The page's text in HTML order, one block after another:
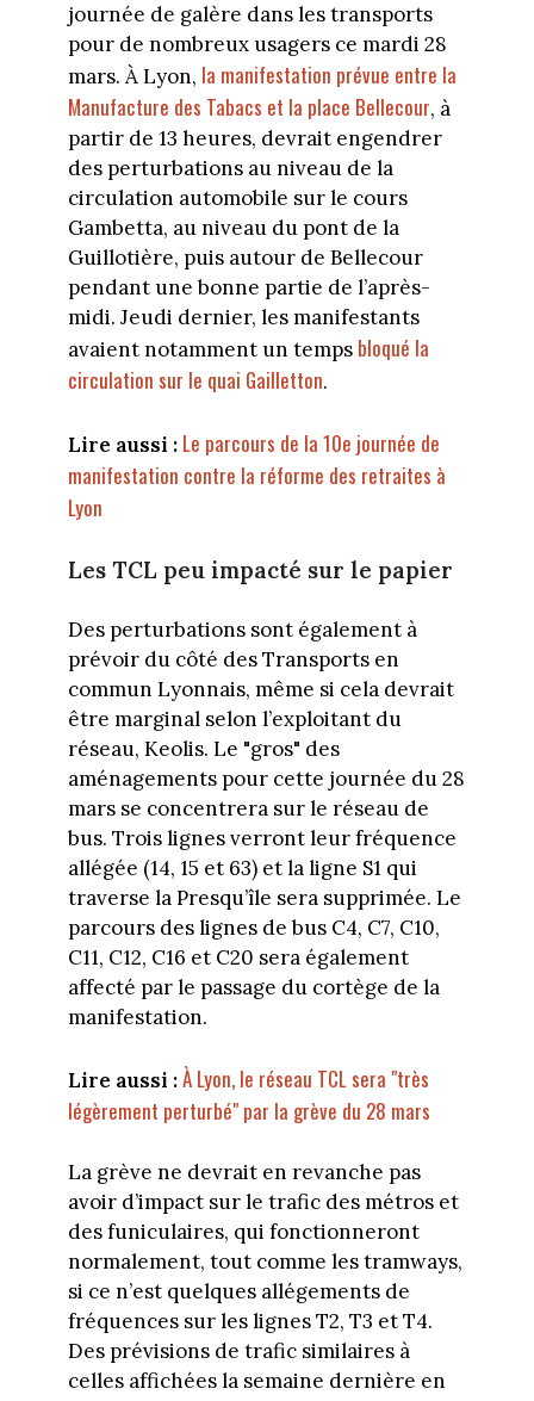
journée de galère dans les transports
pour de nombreux usagers ce mardi 28
mars. À Lyon, la manifestation prévue entre la
Manufacture des Tabacs et la place Bellecour, à
partir de 13 heures, devrait engendrer
des perturbations au niveau de la
circulation automobile sur le cours
Gambetta, au niveau du pont de la
Guillotière, puis autour de Bellecour
pendant une bonne partie de l’après-
midi. Jeudi dernier, les manifestants
avaient notamment un temps bloqué la
circulation sur le quai Gailletton.
Lire aussi : Le parcours de la 10e journée de
manifestation contre la réforme des retraites à
Lyon
Les TCL peu impacté sur le papier
Des perturbations sont également à
prévoir du côté des Transports en
commun Lyonnais, même si cela devrait
être marginal selon l’exploitant du
réseau, Keolis. Le "gros" des
aménagements pour cette journée du 28
mars se concentrera sur le réseau de
bus. Trois lignes verront leur fréquence
allégée (14, 15 et 63) et la ligne S1 qui
traverse la Presqu’île sera supprimée. Le
parcours des lignes de bus C4, C7, C10,
C11, C12, C16 et C20 sera également
affecté par le passage du cortège de la
manifestation.
Lire aussi :À Lyon, le réseau TCL sera "très
légèrement perturbé" par la grève du 28 mars
La grève ne devrait en revanche pas
avoir d’impact sur le trafic des métros et
des funiculaires, qui fonctionneront
normalement, tout comme les tramways,
si ce n’est quelques allégements de
fréquences sur les lignes T2, T3 et T4.
Des prévisions de trafic similaires à
celles affichées la semaine dernière en